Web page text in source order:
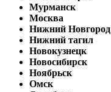
Мурманск
Москва
Нижний Новгород
Нижний тагил
Новокузнецк
Новосибирск
Ноябрьск
Омск